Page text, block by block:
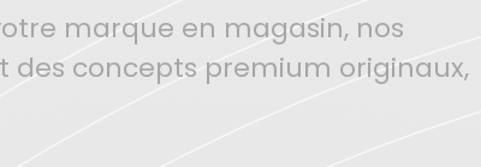
marque en magasin, nos
des concepts premium originaux,